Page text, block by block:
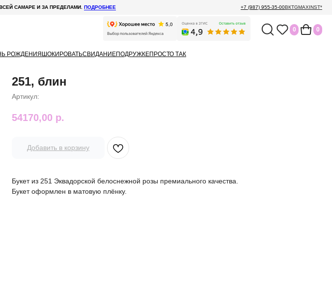
САМАРЕ И ЗА ПРЕДЕЛАМИ. ПОДРОБНЕЕ +7 (987) 955-35-00ВКTGMAXINST*
0 0
РОЖДЕНИЯШОКИРОВАТЬСВИДАНИЕПОДРУЖКЕПРОСТО ТАК
251, блин
Артикул:
54170,00 р.
Добавить в корзину
Букет из 251 Эквадорской белоснежной розы премиального качества.
Букет оформлен в матовую плёнку.